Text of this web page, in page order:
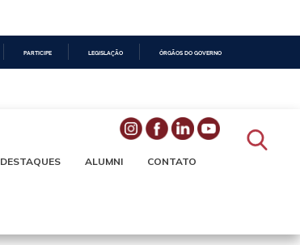
PARTICIPE LEGISLAÇÃO ÓRGÃOS DO GOVERNO
DESTAQUES ALUMNI CONTATO